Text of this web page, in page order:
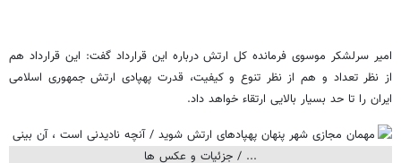
امیر سرلشکر موسوی فرمانده کل ارتش درباره این قرارداد گفت: این قرارداد هم
از نظر تعداد و هم از نظر تنوع و کیفیت، قدرت پهپادی ارتش جمهوری اسلامی
ایران را تا حد بسیار بالایی ارتقاء خواهد داد.